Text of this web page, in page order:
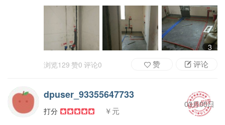
3
浏览129 赞0 评论0 评论
赞
dpuser_93355647733
打分 ￥元
03月05日